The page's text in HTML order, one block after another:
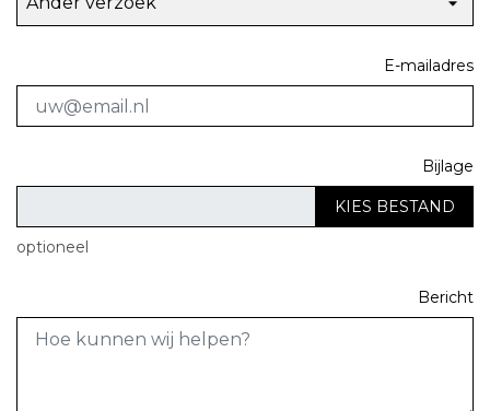
E-mailadres
Bijlage
KIES BESTAND
optioneel
Bericht